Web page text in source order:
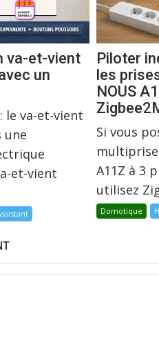
va-et-vient
un
le va-et-vient
une
et-vient
Piloter
les
NOUS
Si vous
A11Z à 3
utilisez
Domotique